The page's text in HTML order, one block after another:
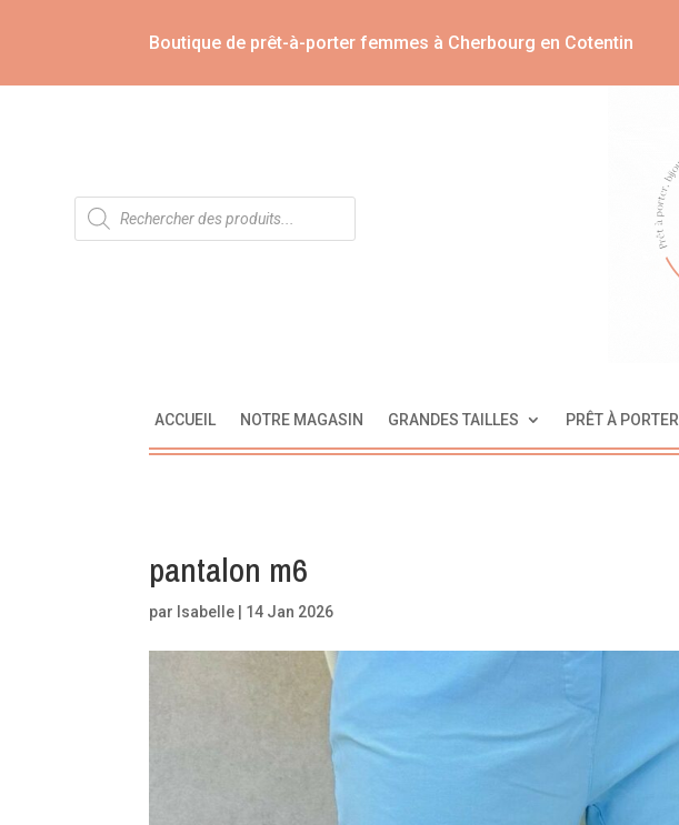
Boutique de prêt-à-porter femmes à Cherbourg en Cotentin
Recherche
de
produits
ACCUEIL NOTRE MAGASIN GRANDES TAILLES PRÊT À PORTER
pantalon m6
par Isabelle 14 Jan 2026